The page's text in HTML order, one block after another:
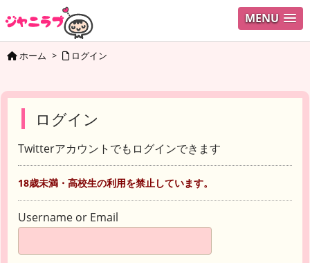
MENU
ホーム > ログイン
ログイン
Twitterアカウントでもログインできます
18歳未満・高校生の利用を禁止しています。
Username or Email